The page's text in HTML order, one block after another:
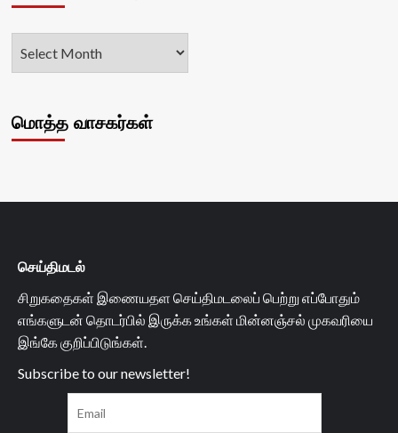
மொத்த வாசகர்கள்
செய்திமடல்
சிறுகதைகள் இணையதள செய்திமடலைப் பெற்று எப்போதும்
எங்களுடன் தொடர்பில் இருக்க உங்கள் மின்னஞ்சல் முகவரியை
இங்கே குறிப்பிடுங்கள்.
Subscribe to our newsletter!